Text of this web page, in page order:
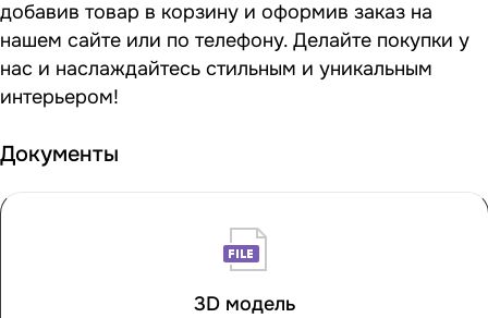
добавив товар в корзину и оформив заказ на
нашем сайте или по телефону. Делайте покупки у
нас и наслаждайтесь стильным и уникальным
интерьером!
Документы
3D модель